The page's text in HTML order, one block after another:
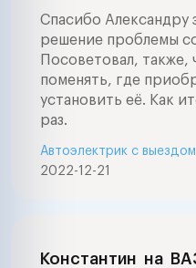
Спасибо Александру
решение проблемы
Посоветовал,
поменять, где
установить её. Как
раз.
2022-12-21
Автоэлектрик с выездом
Константин на